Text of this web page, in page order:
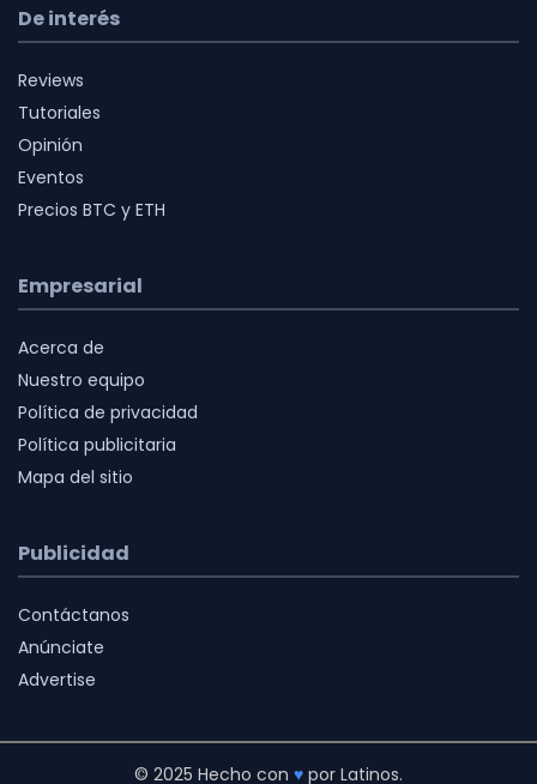
De interés
Reviews
Tutoriales
Opinión
Eventos
Precios BTC y ETH
Empresarial
Acerca de
Nuestro equipo
Política de privacidad
Política publicitaria
Mapa del sitio
Publicidad
Contáctanos
Anúnciate
Advertise
© 2025 Hecho con ♥ por Latinos.